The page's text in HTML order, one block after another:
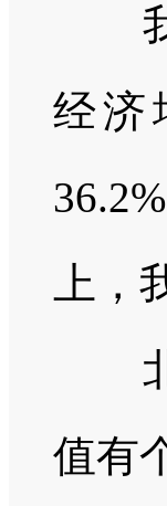
经济
36.2%
上，
值有